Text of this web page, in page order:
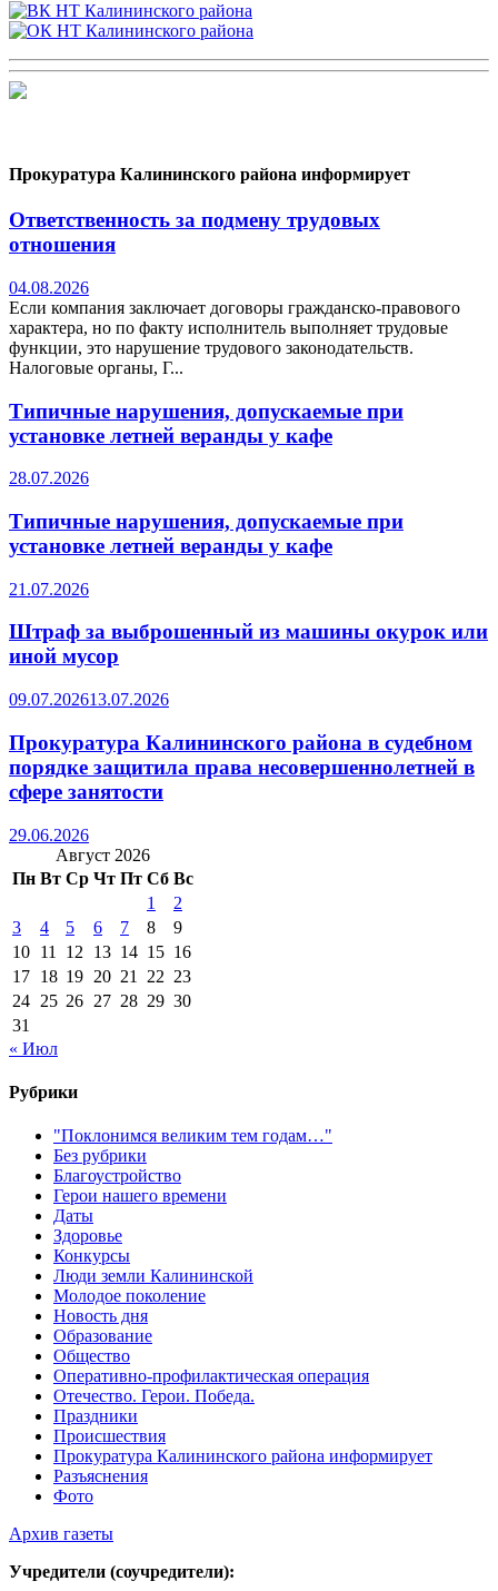
Прокуратура Калининского района информирует
Ответственность за подмену трудовых
отношения
04.08.2026
Если компания заключает договоры гражданско-правового
характера, но по факту исполнитель выполняет трудовые
функции, это нарушение трудового законодательств.
Налоговые органы, Г...
Типичные нарушения, допускаемые при
установке летней веранды у кафе
28.07.2026
Типичные нарушения, допускаемые при
установке летней веранды у кафе
21.07.2026
Штраф за выброшенный из машины окурок или
иной мусор
09.07.202613.07.2026
Прокуратура Калининского района в судебном
порядке защитила права несовершеннолетней в
сфере занятости
29.06.2026
Август 2026
Пн Вт Ср Чт Пт Сб Вс
1
2
3
4 5 6 7 8
9
10 11 12 13 14 15 16
17 18 19 20 21 22 23
24 25 26 27 28 29 30
31
« Июл
Рубрики
"Поклонимся великим тем годам…"
Без рубрики
Благоустройство
Герои нашего времени
Даты
Здоровье
Конкурсы
Люди земли Калининской
Молодое поколение
Новость дня
Образование
Общество
Оперативно-профилактическая операция
Отечество. Герои. Победа.
Праздники
Происшествия
Прокуратура Калининского района информирует
Разъяснения
Фото
Архив газеты
Учредители (соучредители):